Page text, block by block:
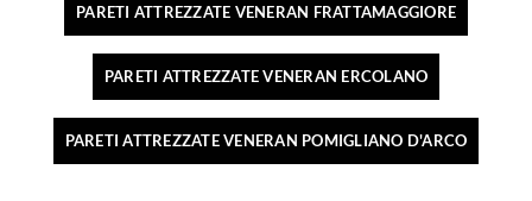
PARETI ATTREZZATE VENERAN FRATTAMAGGIORE
PARETI ATTREZZATE VENERAN ERCOLANO
PARETI ATTREZZATE VENERAN POMIGLIANO D'ARCO